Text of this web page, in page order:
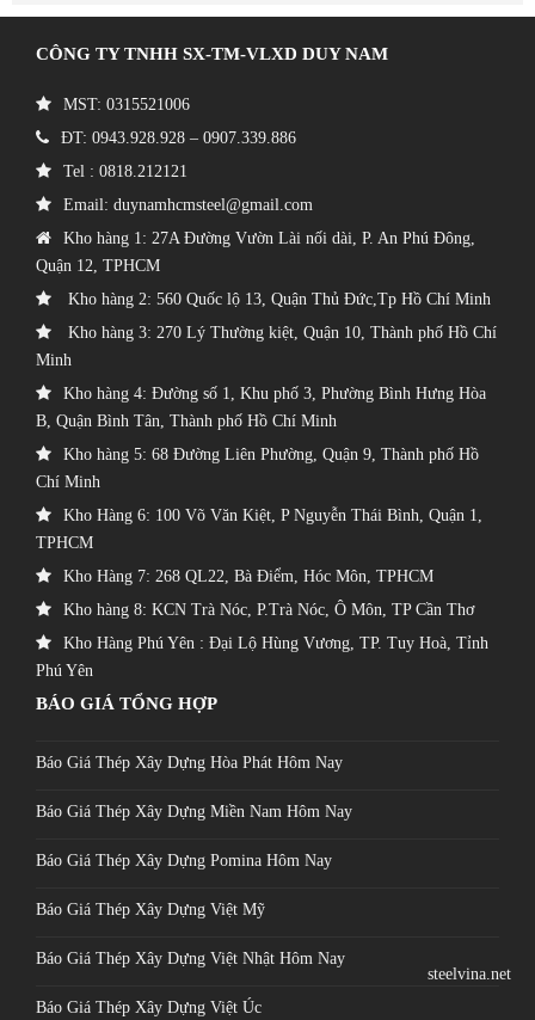
CÔNG TY TNHH SX-TM-VLXD DUY NAM
MST: 0315521006
ĐT: 0943.928.928 – 0907.339.886
Tel : 0818.212121
Email: duynamhcmsteel@gmail.com
Kho hàng 1: 27A Đường Vườn Lài nối dài, P. An Phú Đông,
Quận 12, TPHCM
Kho hàng 2: 560 Quốc lộ 13, Quận Thủ Đức,Tp Hồ Chí Minh
Kho hàng 3: 270 Lý Thường kiệt, Quận 10, Thành phố Hồ Chí
Minh
Kho hàng 4: Đường số 1, Khu phố 3, Phường Bình Hưng Hòa
B, Quận Bình Tân, Thành phố Hồ Chí Minh
Kho hàng 5: 68 Đường Liên Phường, Quận 9, Thành phố Hồ
Chí Minh
Kho Hàng 6: 100 Võ Văn Kiệt, P Nguyễn Thái Bình, Quận 1,
TPHCM
Kho Hàng 7: 268 QL22, Bà Điểm, Hóc Môn, TPHCM
Kho hàng 8: KCN Trà Nóc, P.Trà Nóc, Ô Môn, TP Cần Thơ
Kho Hàng Phú Yên : Đại Lộ Hùng Vương, TP. Tuy Hoà, Tỉnh
Phú Yên
BÁO GIÁ TỔNG HỢP
Báo Giá Thép Xây Dựng Hòa Phát Hôm Nay
Báo Giá Thép Xây Dựng Miền Nam Hôm Nay
Báo Giá Thép Xây Dựng Pomina Hôm Nay
Báo Giá Thép Xây Dựng Việt Mỹ
Báo Giá Thép Xây Dựng Việt Nhật Hôm Nay
Báo Giá Thép Xây Dựng Việt Úc
steelvina.net